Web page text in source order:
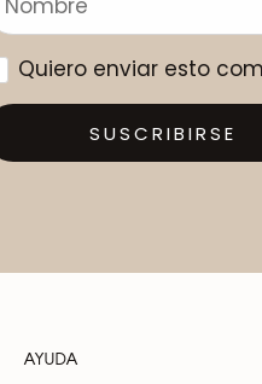
Quiero enviar esto
SUSCRIBIRSE
AYUDA